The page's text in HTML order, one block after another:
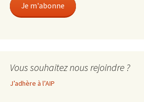
Je m'abonne
Vous souhaitez nous rejoindre ?
J’adhère à l’AIP